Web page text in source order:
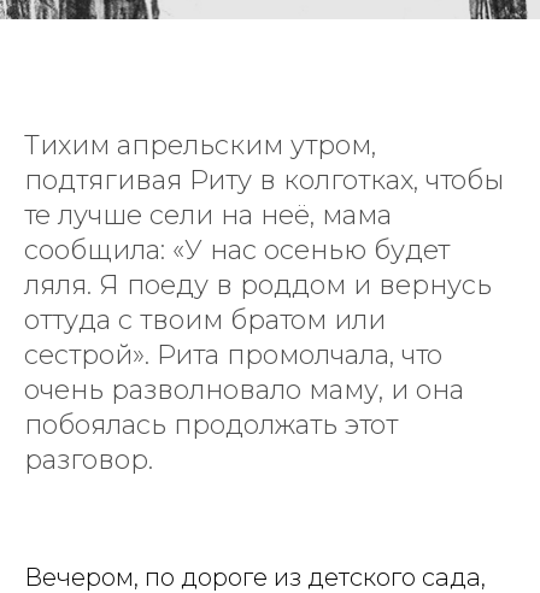
Тихим апрельским утром,
подтягивая Риту в колготках, чтобы
те лучше сели на неё, мама
сообщила: «У нас осенью будет
ляля. Я поеду в роддом и вернусь
оттуда с твоим братом или
сестрой». Рита промолчала, что
очень разволновало маму, и она
побоялась продолжать этот
разговор.
Вечером, по дороге из детского сада,